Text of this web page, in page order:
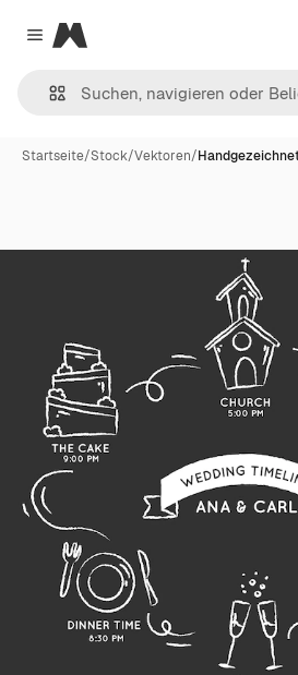
Close menu
Magnific
Startseite/Stock/Vektoren/